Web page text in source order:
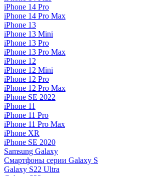
iPhone 14 Pro
iPhone 14 Pro Max
iPhone 13
iPhone 13 Mini
iPhone 13 Pro
iPhone 13 Pro Max
iPhone 12
iPhone 12 Mini
iPhone 12 Pro
iPhone 12 Pro Max
iPhone SE 2022
iPhone 11
iPhone 11 Pro
iPhone 11 Pro Max
iPhone XR
iPhone SE 2020
Samsung Galaxy
Смартфоны серии Galaxy S
Galaxy S22 Ultra